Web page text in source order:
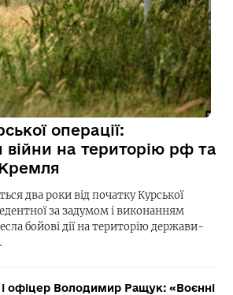
операції:
війни на територію рф та
два роки від початку Курської
за задумом і виконанням
бойові дії на територію держави-
офіцер Володимир Ращук: «Воєнні